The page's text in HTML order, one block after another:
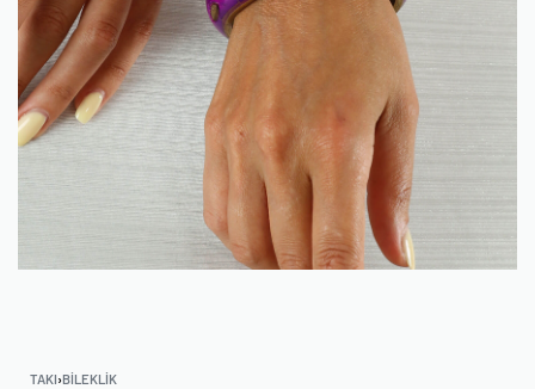
TAKI›BILEKLIK